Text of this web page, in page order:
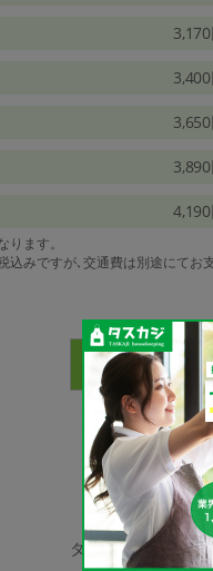
ます。
込みですが､交通費は別途にてお
家事代
タスカジで依頼で